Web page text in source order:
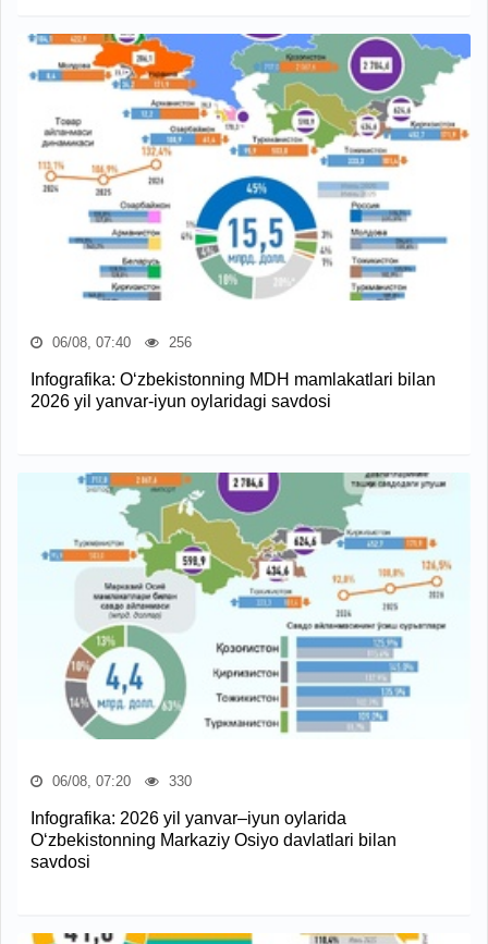
06/08, 07:40 256
Infografika: O‘zbekistonning MDH mamlakatlari bilan
2026 yil yanvar-iyun oylaridagi savdosi
06/08, 07:20 330
Infografika: 2026 yil yanvar–iyun oylarida
O‘zbekistonning Markaziy Osiyo davlatlari bilan
savdosi